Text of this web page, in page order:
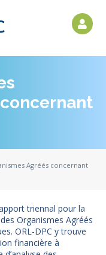
Agréés concernant
triennal pour la
Organismes Agréés
ORL-DPC y trouve
financière à